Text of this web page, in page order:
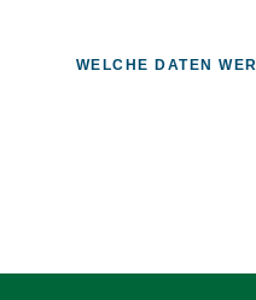
WELCHE DATEN